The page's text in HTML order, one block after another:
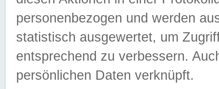
personenbezogen und werden
statistisch ausgewertet, um
entsprechend zu verbessern.
persönlichen Daten verknüpft.